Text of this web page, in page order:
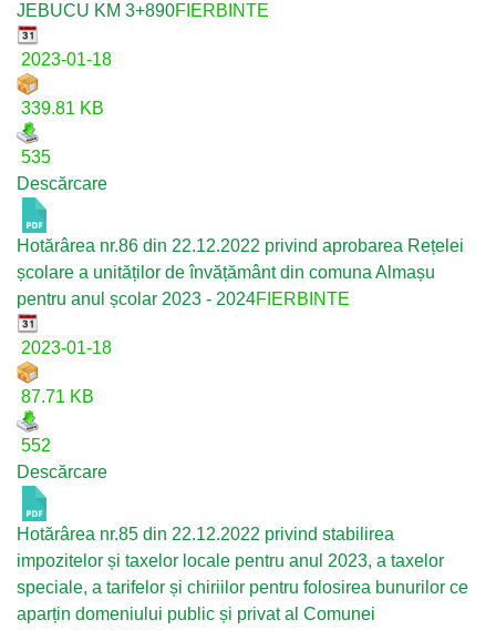
JEBUCU KM 3+890FIERBINTE
2023-01-18
339.81 KB
535
Descărcare
Hotărârea nr.86 din 22.12.2022 privind aprobarea Rețelei
școlare a unităților de învățământ din comuna Almașu
pentru anul școlar 2023 - 2024FIERBINTE
2023-01-18
87.71 KB
552
Descărcare
Hotărârea nr.85 din 22.12.2022 privind stabilirea
impozitelor și taxelor locale pentru anul 2023, a taxelor
speciale, a tarifelor și chiriilor pentru folosirea bunurilor ce
aparțin domeniului public și privat al Comunei